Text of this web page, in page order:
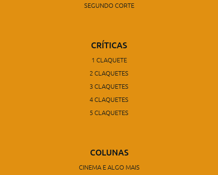
SEGUNDO CORTE
CRÍTICAS
1 CLAQUETE
2 CLAQUETES
3 CLAQUETES
4 CLAQUETES
5 CLAQUETES
COLUNAS
CINEMA E ALGO MAIS